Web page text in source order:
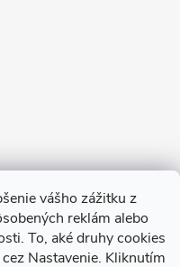
vášho zážitku z
reklám alebo
To, aké druhy cookies
Nastavenie. Kliknutím